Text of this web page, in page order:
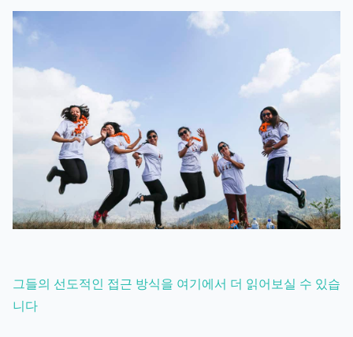
그들의 선도적인 접근 방식을 여기에서 더 읽어보실 수 있습
니다